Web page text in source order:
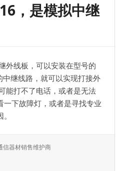
，是模拟中继
外线板，可以安装在型号的
继线路，就可以实现打接外
能打不了电话，或者是无法
一下故障灯，或者是寻找专业
信器材销售维护商